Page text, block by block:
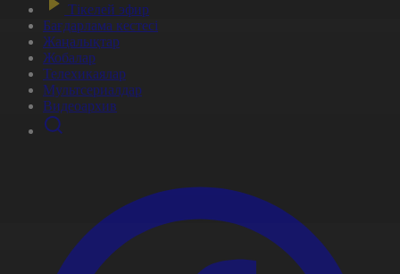
Тікелей эфир
Бағдарлама кестесі
Жаңалықтар
Жобалар
Телехикаялар
Мультсериалдар
Видеоархив